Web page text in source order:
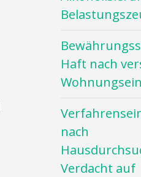
Haft nach
nach
Verdacht auf